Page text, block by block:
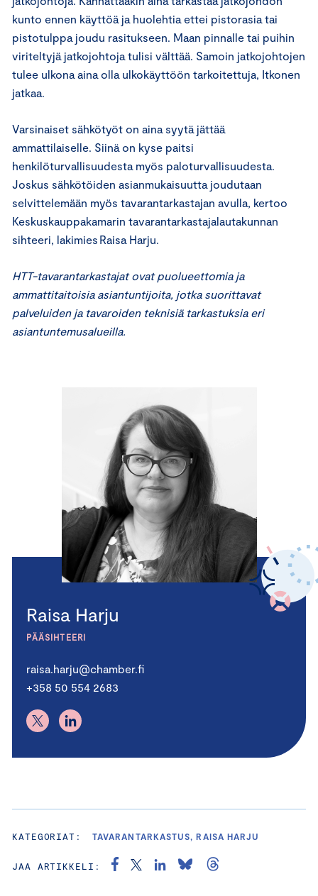
kunto ennen käyttöä ja huolehtia ettei pistorasia tai
pistotulppa joudu rasitukseen. Maan pinnalle tai puihin
viriteltyjä jatkojohtoja tulisi välttää. Samoin jatkojohtojen
tulee ulkona aina olla ulkokäyttöön tarkoitettuja, Itkonen
jatkaa.
Varsinaiset sähkötyöt on aina syytä jättää
ammattilaiselle. Siinä on kyse paitsi
henkilöturvallisuudesta myös paloturvallisuudesta.
Joskus sähkötöiden asianmukaisuutta joudutaan
selvittelemään myös tavarantarkastajan avulla, kertoo
Keskuskauppakamarin tavarantarkastajalautakunnan
sihteeri, lakimies Raisa Harju.
HTT-tavarantarkastajat ovat puolueettomia ja
ammattitaitoisia asiantuntijoita, jotka suorittavat
palveluiden ja tavaroiden teknisiä tarkastuksia eri
asiantuntemusalueilla.
Raisa Harju
PÄÄSIHTEERI
raisa.harju@chamber.fi
+358 50 554 2683
KATEGORIAT: TAVARANTARKASTUS, RAISA HARJU
JAA ARTIKKELI: